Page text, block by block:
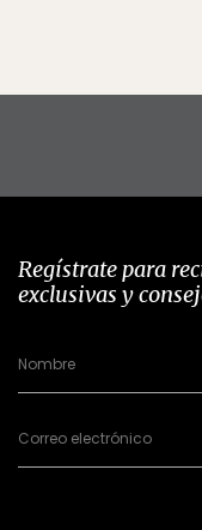
Regístrate para
exclusivas y